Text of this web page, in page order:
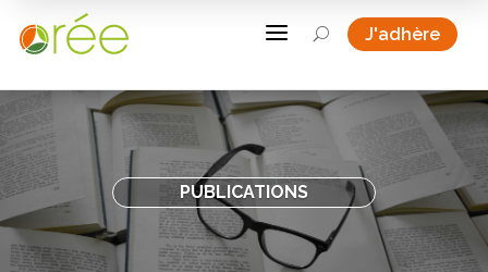
a U J'adhère
PUBLICATIONS